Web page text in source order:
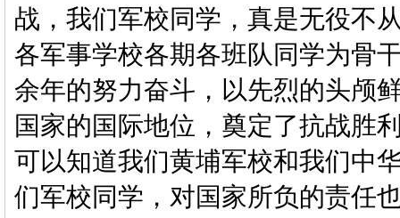
战，我们军校同学，真是无役不
各军事学校各期各班队同学为骨
余年的努力奋斗，以先烈的头颅
国家的国际地位，奠定了抗战胜
可以知道我们黄埔军校和我们中
们军校同学，对国家所负的责任